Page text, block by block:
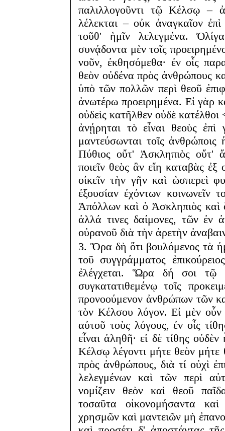
παλιλλογοῦντι τῷ Κέλσῳ –
λέλεκται – οὐκ ἀναγκαῖον ἐπὶ
τοῦθ' ἡμῖν λελεγμένα.
συνᾴδοντα μὲν τοῖς
νοῦν, ἐκθησόμεθα· ἐν οἷς
θεὸν οὐδένα πρὸς ἀνθρώπους
ὑπὸ τῶν πολλῶν περὶ θεοῦ
ἀνωτέρω προειρημένα. Εἰ γὰρ
οὐδεὶς κατῆλθεν οὐδὲ
ἀνῄρηται τὸ εἶναι θεοὺς
μαντεύσωνται τοῖς
Πύθιος οὔτ' Ἀσκληπιὸς οὔτ'
ποιεῖν θεὸς ἂν εἴη καταβὰς
οἰκεῖν τὴν γῆν καὶ ὡσπερεὶ
ἐξουσίαν ἐχόντων κοινωνεῖν
Ἀπόλλων καὶ ὁ Ἀσκληπιὸς καὶ
ἀλλά τινες δαίμονες, τῶν ἐν
οὐρανοῦ διὰ τὴν ἀρετὴν
3. Ὅρα δὴ ὅτι βουλόμενος τὰ
τοῦ συγγράμματος
ἐλέγχεται. Ὥρα δή σοι τῷ
συγκατατιθεμένῳ τοῖς
προνοούμενον ἀνθρώπων τῶν
τὸν Κέλσου λόγον. Εἰ μὲν οὖν
αὐτοῦ τοὺς λόγους, ἐν οἷς
εἶναι ἀληθῆ· εἰ δὲ τίθης
Κέλσῳ λέγοντι μήτε θεὸν μήτε
πρὸς ἀνθρώπους, διὰ τί οὐχὶ
λελεγμένων καὶ τῶν περὶ
νομίζειν θεὸν καὶ θεοῦ
τοσαῦτα οἰκονομήσαντα
χρησμῶν καὶ μαντειῶν μὴ